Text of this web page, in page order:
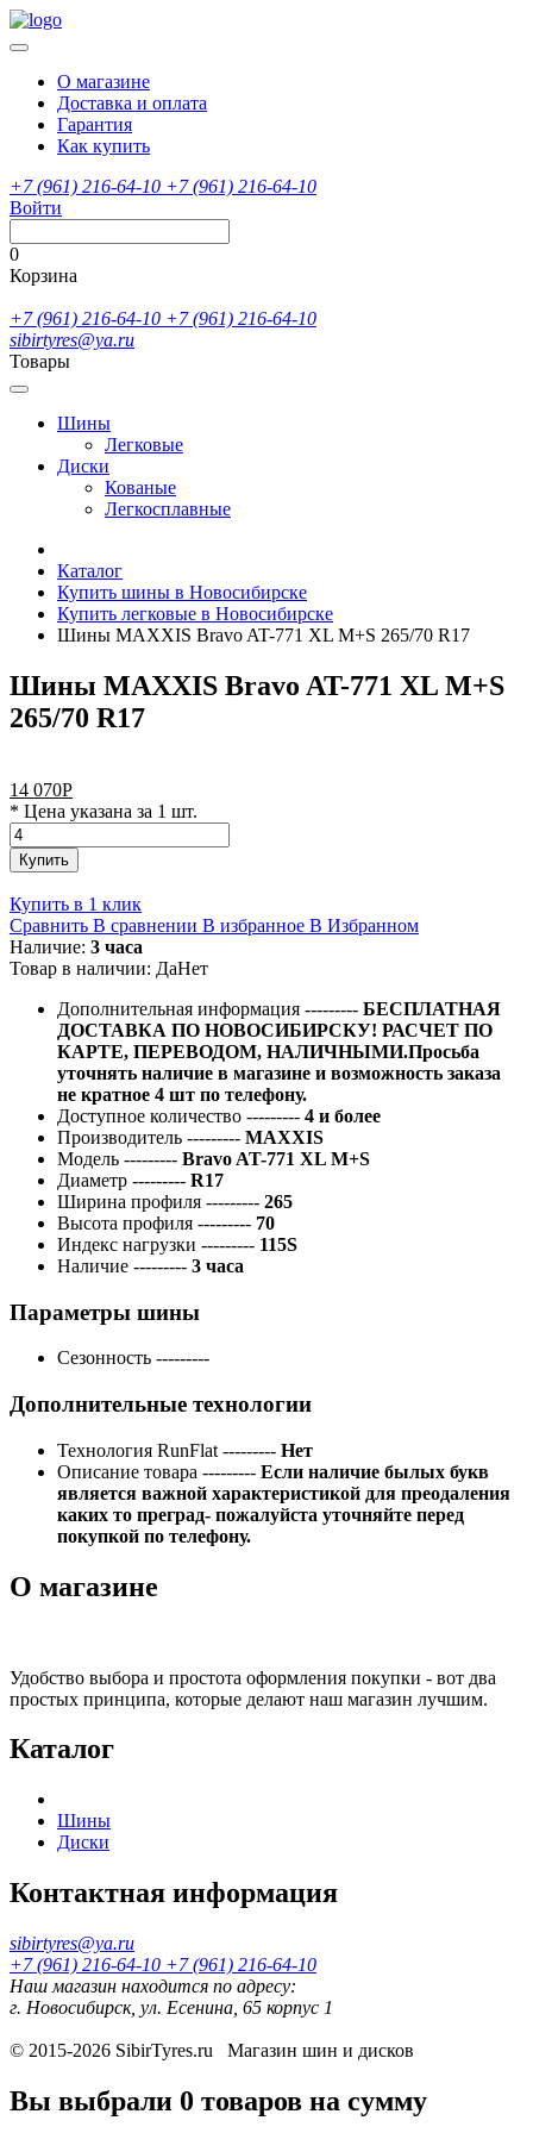
О магазине
Доставка и оплата
Гарантия
Как купить
+7 (961) 216-64-10 +7 (961) 216-64-10
Войти
0
Корзина
+7 (961) 216-64-10 +7 (961) 216-64-10
sibirtyres@ya.ru
Товары
Шины
Легковые
Диски
Кованые
Легкосплавные
Каталог
Купить шины в Новосибирске
Купить легковые в Новосибирске
Шины MAXXIS Bravo AT-771 XL M+S 265/70 R17
Шины MAXXIS Bravo AT-771 XL M+S
265/70 R17
14 070Р
* Цена указана за 1 шт.
Купить
Купить в 1 клик
Сравнить В сравнении В избранное В Избранном
Наличие: 3 часа
Товар в наличии: ДаНет
Дополнительная информация --------- БЕСПЛАТНАЯ
ДОСТАВКА ПО НОВОСИБИРСКУ! РАСЧЕТ ПО
КАРТЕ, ПЕРЕВОДОМ, НАЛИЧНЫМИ.Просьба
уточнять наличие в магазине и возможность заказа
не кратное 4 шт по телефону.
Доступное количество --------- 4 и более
Производитель --------- MAXXIS
Модель --------- Bravo AT-771 XL M+S
Диаметр --------- R17
Ширина профиля --------- 265
Высота профиля --------- 70
Индекс нагрузки --------- 115S
Наличие --------- 3 часа
Параметры шины
Сезонность ---------
Дополнительные технологии
Технология RunFlat --------- Нет
Описание товара --------- Если наличие былых букв
является важной характеристикой для преодаления
каких то преград- пожалуйста уточняйте перед
покупкой по телефону.
О магазине
Удобство выбора и простота оформления покупки - вот два
простых принципа, которые делают наш магазин лучшим.
Каталог
Шины
Диски
Контактная информация
sibirtyres@ya.ru
+7 (961) 216-64-10 +7 (961) 216-64-10
Наш магазин находится по адресу:
г. Новосибирск, ул. Есенина, 65 корпус 1
© 2015-2026 SibirTyres.ru Магазин шин и дисков
Вы выбрали 0 товаров на сумму